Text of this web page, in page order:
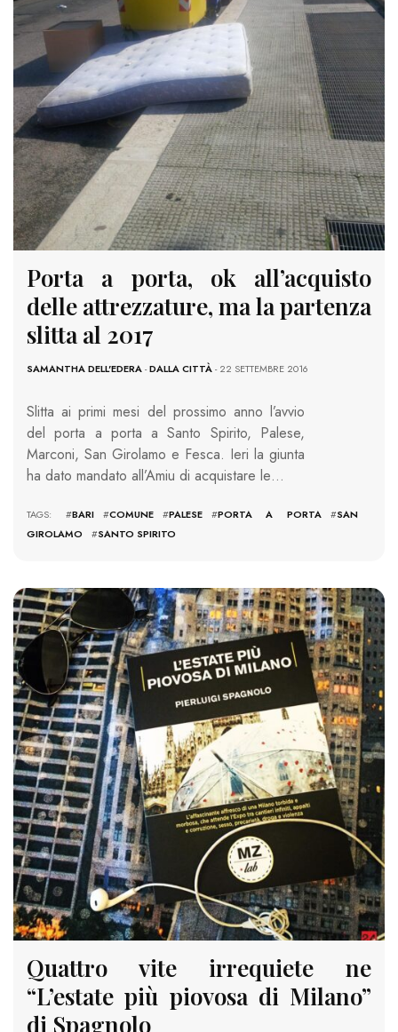
Porta a porta, ok all’acquisto
delle attrezzature, ma la partenza
slitta al 2017
SAMANTHA DELL'EDERA-DALLA CITTÀ- 22 SETTEMBRE 2016
Slitta ai primi mesi del prossimo anno l’avvio
del porta a porta a Santo Spirito, Palese,
Marconi, San Girolamo e Fesca. Ieri la giunta
ha dato mandato all’Amiu di acquistare le…
TAGS: #BARI #COMUNE #PALESE #PORTA A PORTA #SAN
GIROLAMO
#SANTO SPIRITO
1623 VIEWS
Quattro vite irrequiete ne
“L’estate più piovosa di Milano”
di Spagnolo